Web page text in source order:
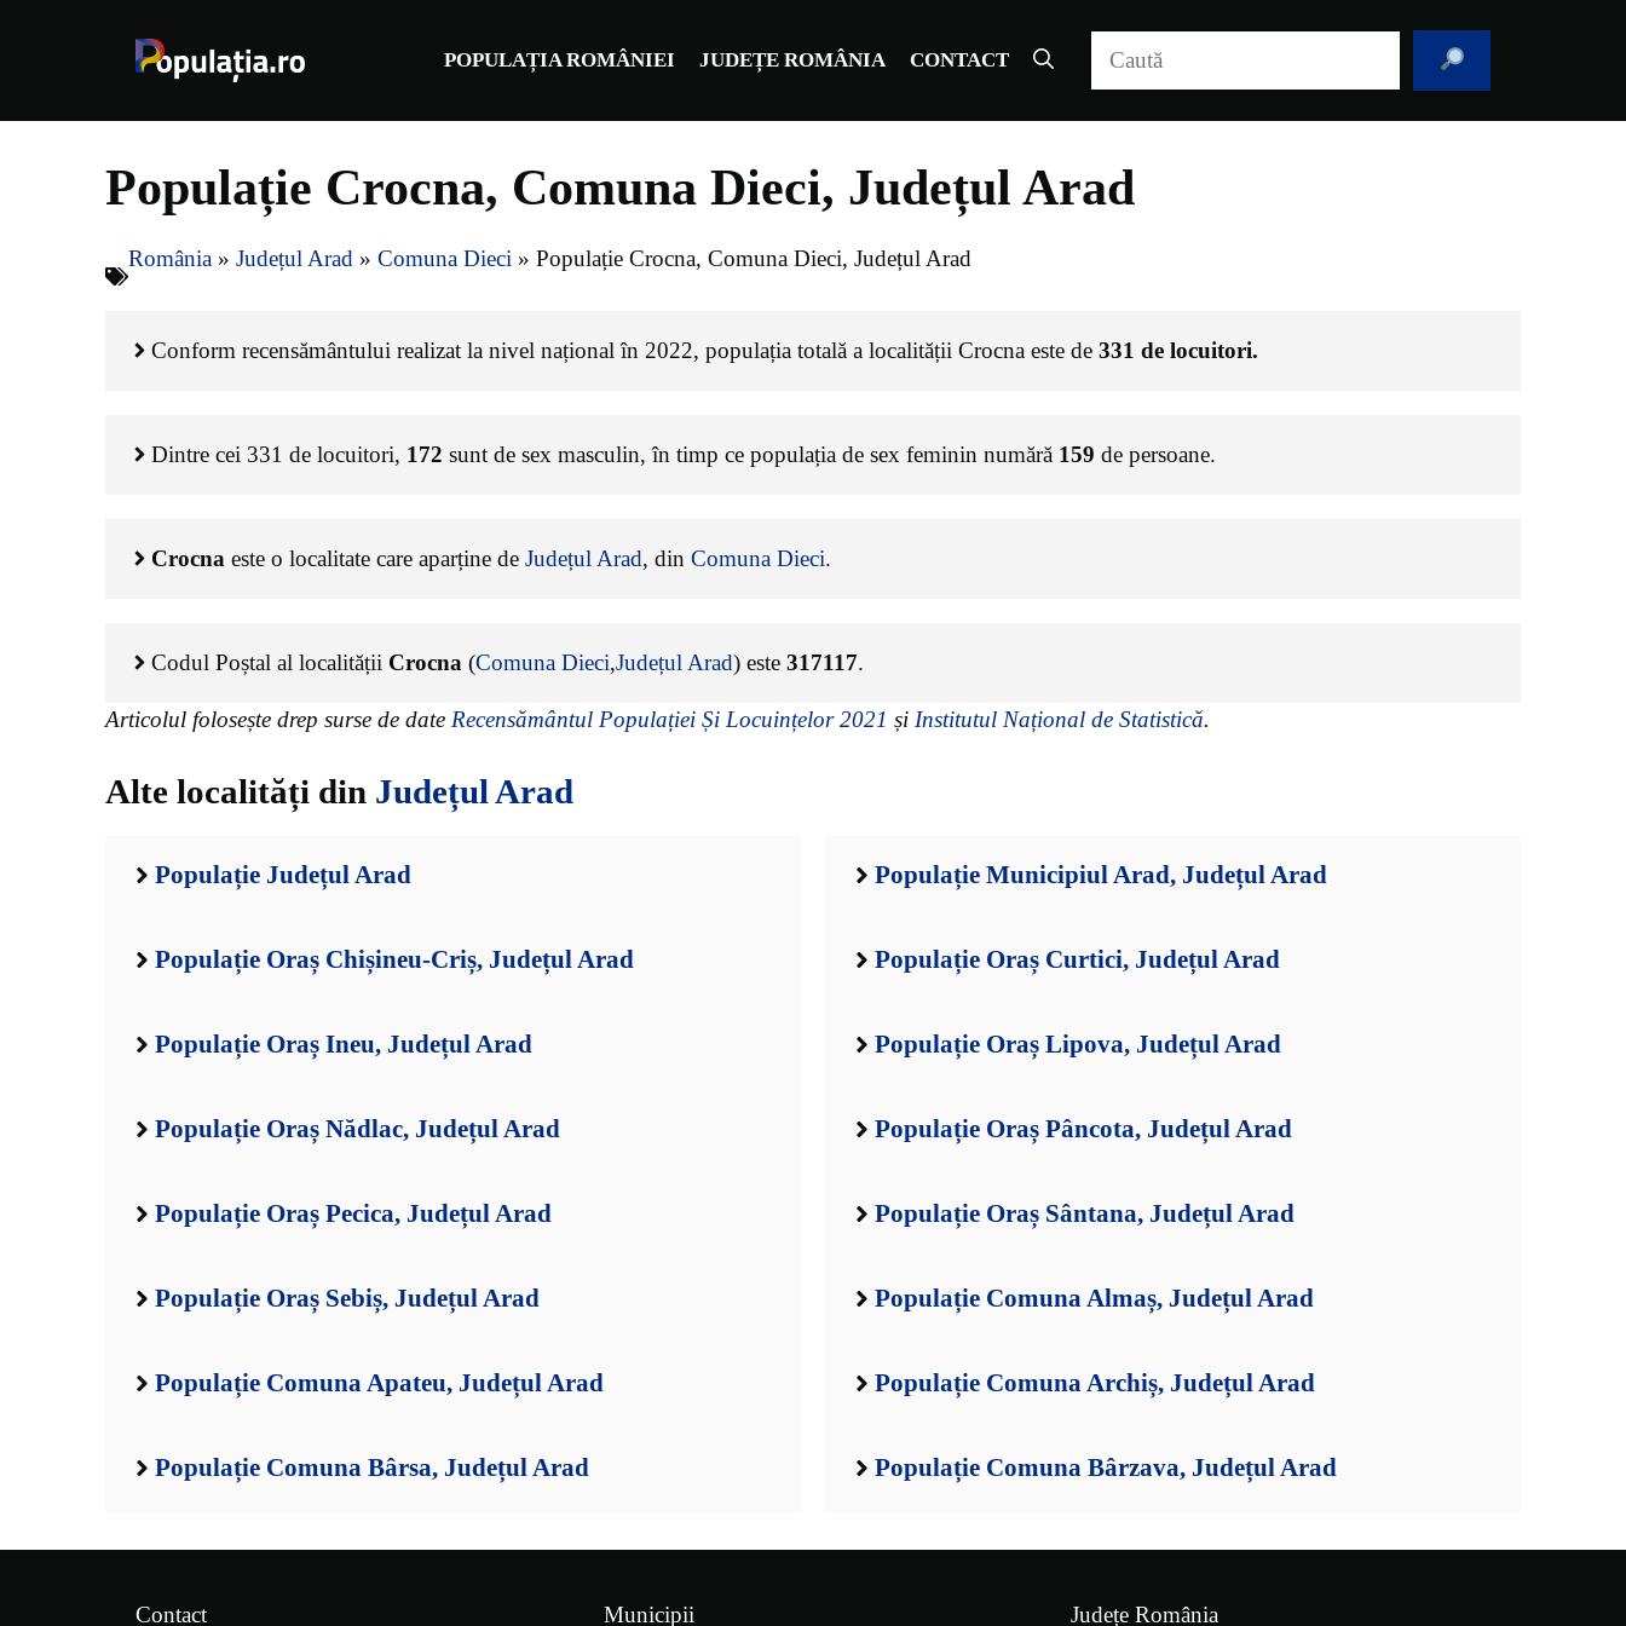
POPULAȚIA ROMÂNIEI JUDEȚE ROMÂNIA CONTACT
Populație Crocna, Comuna Dieci, Județul Arad
România » Județul Arad » Comuna Dieci » Populație Crocna, Comuna Dieci, Județul Arad
Conform recensământului realizat la nivel național în 2022, populația totală a localității Crocna este de 331 de locuitori.
Dintre cei 331 de locuitori, 172 sunt de sex masculin, în timp ce populația de sex feminin numără 159 de persoane.
Crocna este o localitate care aparține de Județul Arad, din Comuna Dieci.
Codul Poștal al localității Crocna (Comuna Dieci,Județul Arad) este 317117.
Articolul folosește drep surse de date Recensământul Populației Și Locuințelor 2021 și Institutul Național de Statistică.
Alte localități din Județul Arad
Populație Județul Arad Populație Municipiul Arad, Județul Arad
Populație Oraș Chișineu-Criș, Județul Arad Populație Oraș Curtici, Județul Arad
Populație Oraș Ineu, Județul Arad Populație Oraș Lipova, Județul Arad
Populație Oraș Nădlac, Județul Arad Populație Oraș Pâncota, Județul Arad
Populație Oraș Pecica, Județul Arad Populație Oraș Sântana, Județul Arad
Populație Oraș Sebiș, Județul Arad Populație Comuna Almaș, Județul Arad
Populație Comuna Apateu, Județul Arad Populație Comuna Archiș, Județul Arad
Populație Comuna Bârsa, Județul Arad Populație Comuna Bârzava, Județul Arad
Contact Municipii Județe România